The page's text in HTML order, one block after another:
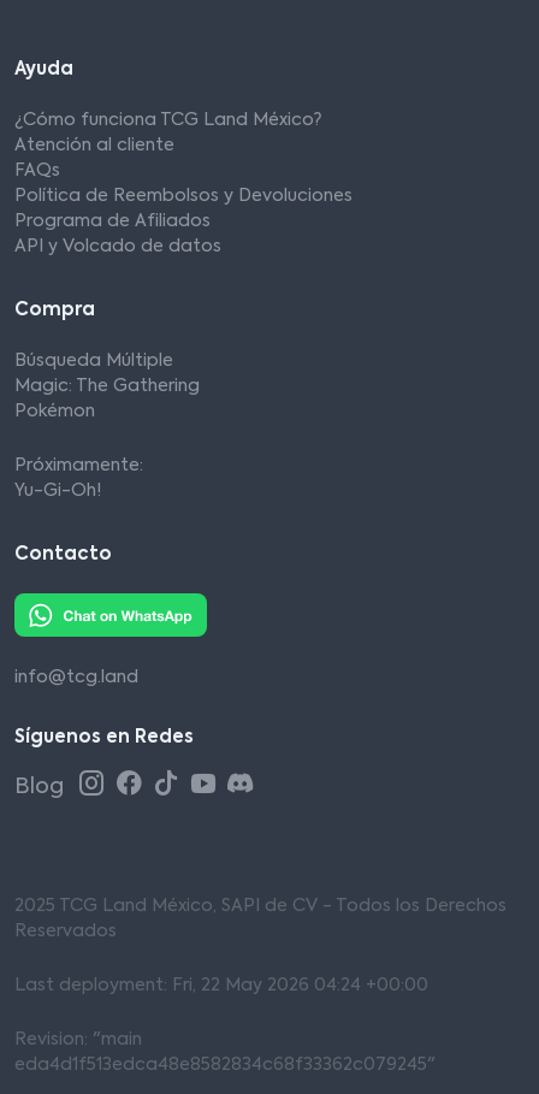
Ayuda
¿Cómo funciona TCG Land México?
Atención al cliente
FAQs
Política de Reembolsos y Devoluciones
Programa de Afiliados
API y Volcado de datos
Compra
Búsqueda Múltiple
Magic: The Gathering
Pokémon
Próximamente:
Yu-Gi-Oh!
Contacto
info@tcg.land
Síguenos en Redes
Blog
2025 TCG Land México, SAPI de CV - Todos los Derechos
Reservados
Last deployment: Fri, 22 May 2026 04:24 +00:00
Revision: "main
eda4d1f513edca48e8582834c68f33362c079245"